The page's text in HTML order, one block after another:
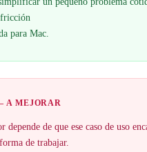
para Mac.
A MEJORAR
depende de que ese caso de uso
de trabajar.